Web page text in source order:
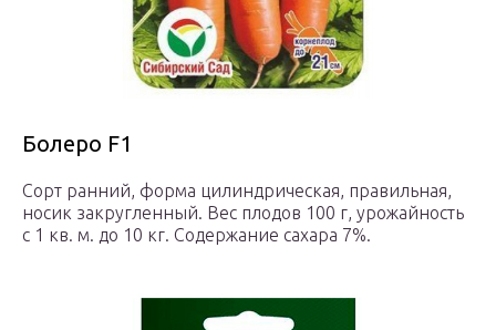
Болеро F1
Сорт ранний, форма цилиндрическая, правильная,
носик закругленный. Вес плодов 100 г, урожайность
с 1 кв. м. до 10 кг. Содержание сахара 7%.